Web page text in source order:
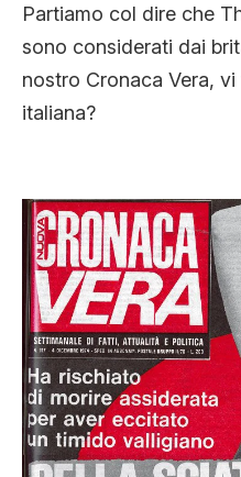
Partiamo col dire che
sono considerati dai
nostro Cronaca Vera,
italiana?